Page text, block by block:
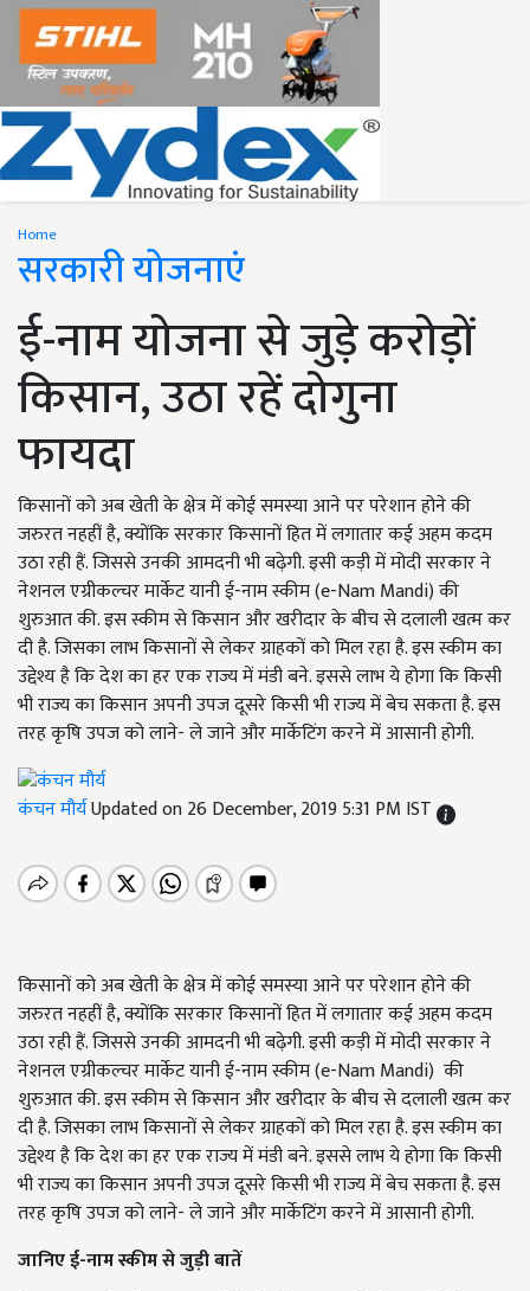
Home
सरकारी योजनाएं
ई-नाम योजना से जुड़े करोड़ों
किसान, उठा रहें दोगुना
फायदा
किसानों को अब खेती के क्षेत्र में कोई समस्या आने पर परेशान होने की
जरुरत नहहीं है, क्योंकि सरकार किसानों हित में लगातार कई अहम कदम
उठा रही हैं. जिससे उनकी आमदनी भी बढ़ेगी. इसी कड़ी में मोदी सरकार ने
नेशनल एग्रीकल्चर मार्केट यानी ई-नाम स्कीम (e-Nam Mandi) की
शुरुआत की. इस स्कीम से किसान और खरीदार के बीच से दलाली खत्म कर
दी है. जिसका लाभ किसानों से लेकर ग्राहकों को मिल रहा है. इस स्कीम का
उद्देश्य है कि देश का हर एक राज्य में मंडी बने. इससे लाभ ये होगा कि किसी
भी राज्य का किसान अपनी उपज दूसरे किसी भी राज्य में बेच सकता है. इस
तरह कृषि उपज को लाने- ले जाने और मार्केटिंग करने में आसानी होगी.
कंचन मौर्यUpdated on 26 December, 2019 5:31 PM IST
किसानों को अब खेती के क्षेत्र में कोई समस्या आने पर परेशान होने की
जरुरत नहहीं है, क्योंकि सरकार किसानों हित में लगातार कई अहम कदम
उठा रही हैं. जिससे उनकी आमदनी भी बढ़ेगी. इसी कड़ी में मोदी सरकार ने
नेशनल एग्रीकल्चर मार्केट यानी ई-नाम स्कीम (e-Nam Mandi) की
शुरुआत की. इस स्कीम से किसान और खरीदार के बीच से दलाली खत्म कर
दी है. जिसका लाभ किसानों से लेकर ग्राहकों को मिल रहा है. इस स्कीम का
उद्देश्य है कि देश का हर एक राज्य में मंडी बने. इससे लाभ ये होगा कि किसी
भी राज्य का किसान अपनी उपज दूसरे किसी भी राज्य में बेच सकता है. इस
तरह कृषि उपज को लाने- ले जाने और मार्केटिंग करने में आसानी होगी.
जानिए ई-नाम स्कीम से जुड़ी बातें